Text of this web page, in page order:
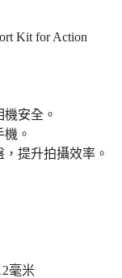
Kit for Action
安全。
。
提升拍攝效率。
毫米